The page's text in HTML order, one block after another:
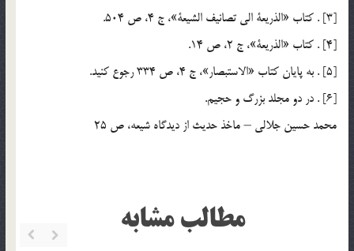
[3] . كتاب «الذريعة الي تصانيف الشيعة‏»، ج 4، ص 504.
[4] . كتاب «الذريعة‏»، ج 2، ص 14.
[5] . به پايان كتاب «الاستبصار»، ج 4، ص 334 رجوع كنيد.
[6] . در دو مجلد بزرگ و حجيم.
محمد حسين جلالي – ماخذ حديث از ديدگاه شيعه، ص 25
مطالب مشابه